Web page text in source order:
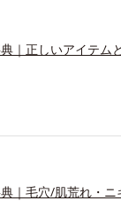
｜正しいアイテム
｜毛穴/肌荒れ・